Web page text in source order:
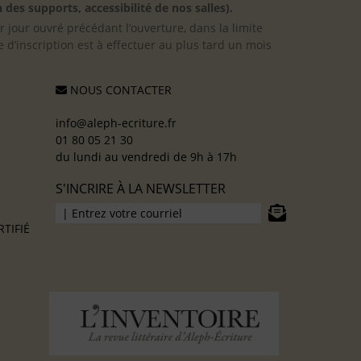
supports, accessibilité de nos salles).
jour ouvré précédant l’ouverture, dans la limite
est à effectuer au plus tard un mois
NOUS CONTACTER
info@aleph-ecriture.fr
01 80 05 21 30
du lundi au vendredi de 9h à 17h
S'INCRIRE À LA NEWSLETTER